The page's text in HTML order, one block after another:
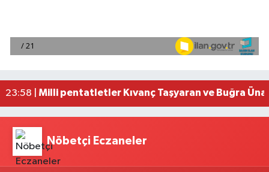
00:39 |
Mersin'de uyuşturucu operasyonunda 190
23:58 | Milli pentatletler Kıvanç Taşyaran ve Buğra
Nöbetçi Eczaneler